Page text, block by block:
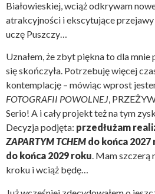
Białowieskiej, wciąż odkrywam
atrakcyjności i ekscytujące
uczę Puszczy…
Uznałem, że zbyt piękna to dla
się skończyła. Potrzebuję więcej
kontemplację – mówiąc wprost
FOTOGRAFII POWOLNEJ,
Serio! A i cały projekt też na tym
Decyzja podjęta: przedłużam
ZAPARTYM TCHEM do końca
do końca 2029 roku. Mam szczerą
kroku i wciąż będę…